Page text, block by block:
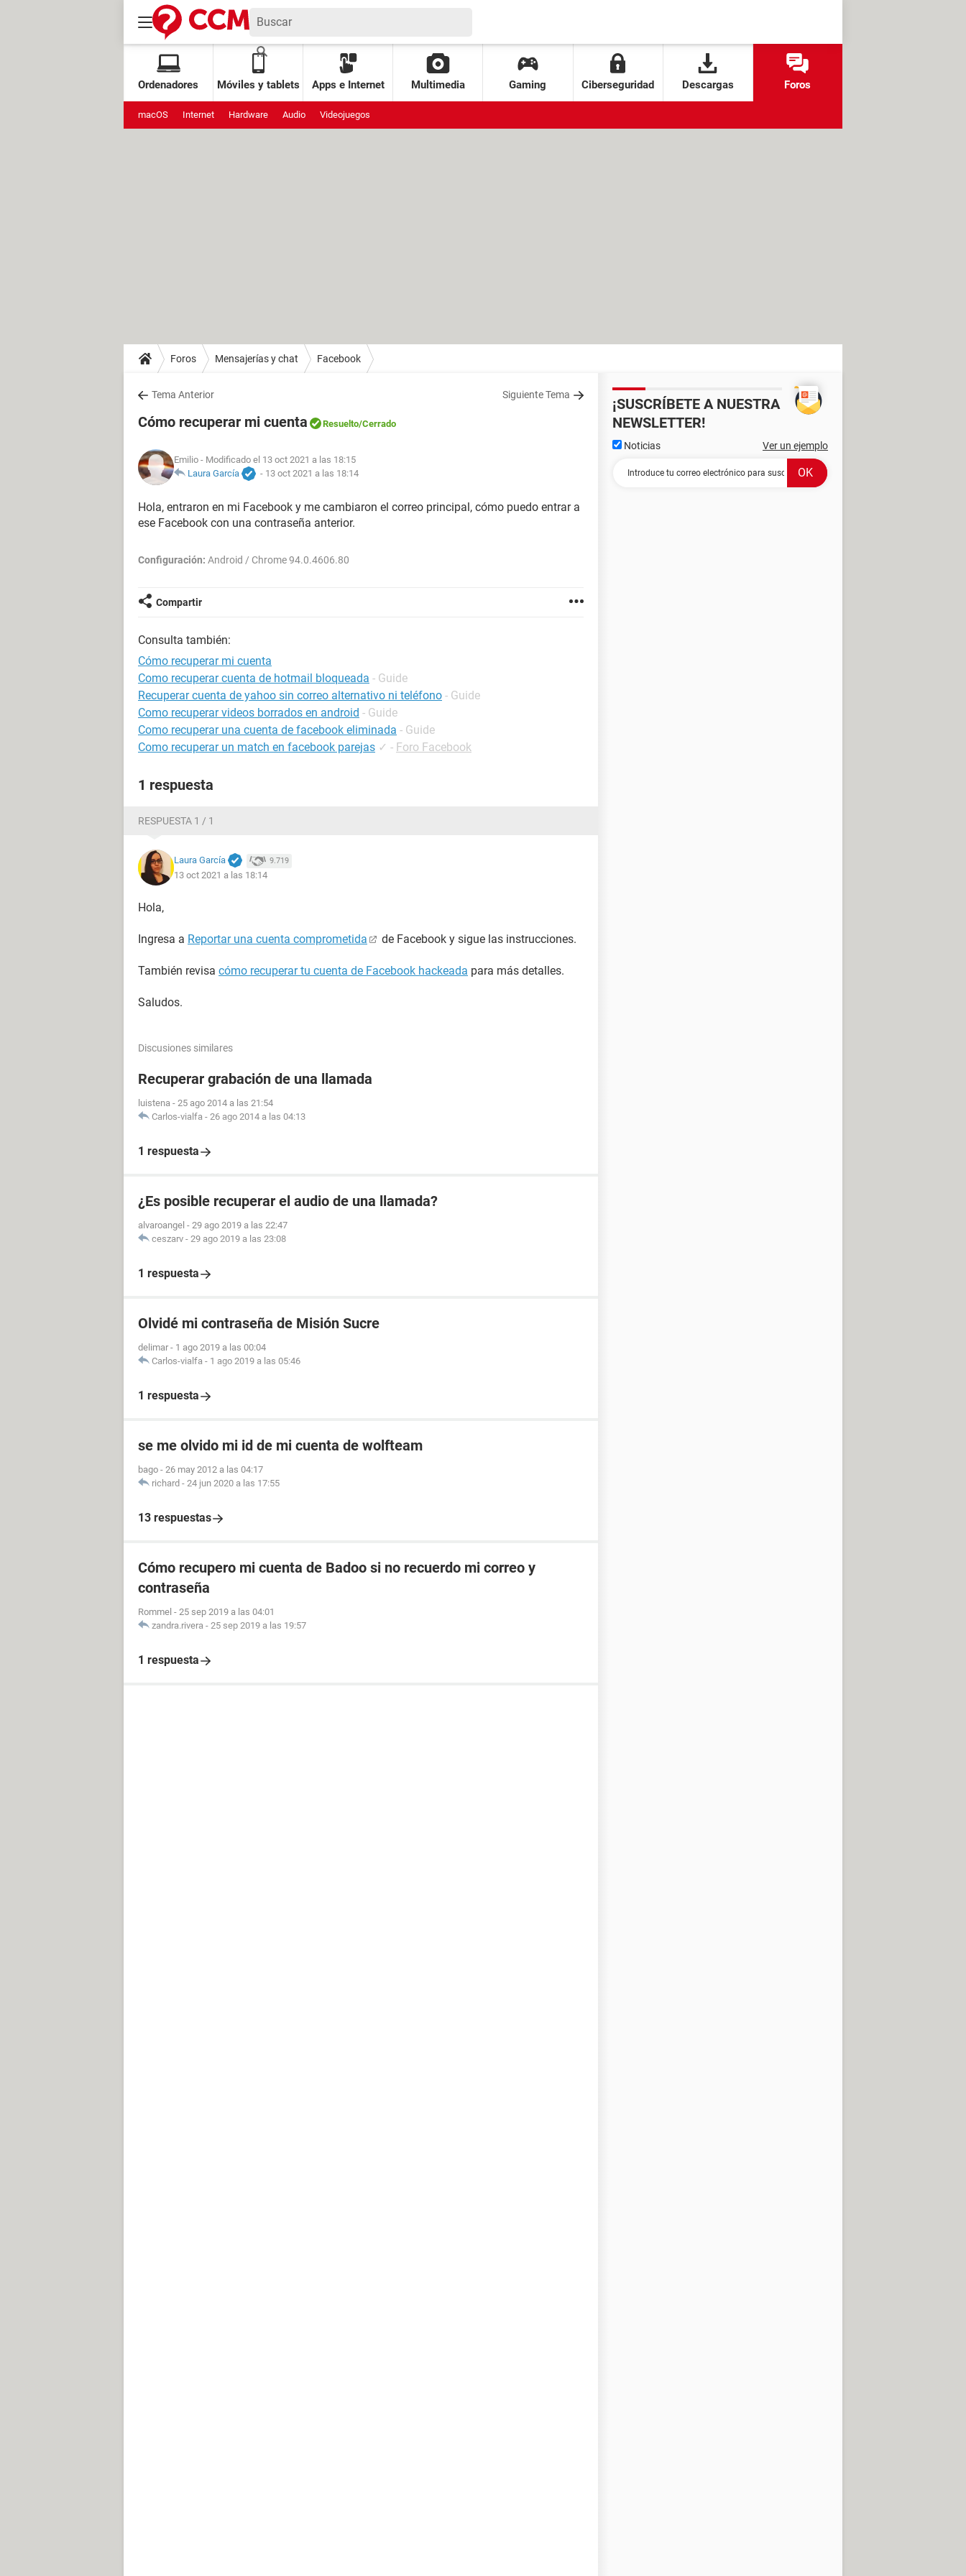
Ordenadores Móviles y tablets Apps e Internet Multimedia Gaming Ciberseguridad Descargas Foros
macOS Internet Hardware Audio Videojuegos
Foros Mensajerías y chat Facebook
Tema Anterior Siguiente Tema
Cómo recuperar mi cuenta Resuelto/Cerrado
Emilio - Modificado el 13 oct 2021 a las 18:15
Laura García
- 13 oct 2021 a las 18:14
Hola, entraron en mi Facebook y me cambiaron el correo principal, cómo puedo entrar a
ese Facebook con una contraseña anterior.
Configuración: Android / Chrome 94.0.4606.80
Compartir
Consulta también:
Cómo recuperar mi cuenta
Como recuperar cuenta de hotmail bloqueada - Guide
Recuperar cuenta de yahoo sin correo alternativo ni teléfono - Guide
Como recuperar videos borrados en android - Guide
Como recuperar una cuenta de facebook eliminada - Guide
Como recuperar un match en facebook parejas ✓ - Foro Facebook
1 respuesta
RESPUESTA 1 / 1
Laura García 9.719
13 oct 2021 a las 18:14
Hola,
Ingresa a Reportar una cuenta comprometida de Facebook y sigue las instrucciones.
También revisa cómo recuperar tu cuenta de Facebook hackeada para más detalles.
Saludos.
Discusiones similares
Recuperar grabación de una llamada
luistena - 25 ago 2014 a las 21:54
Carlos-vialfa - 26 ago 2014 a las 04:13
1 respuesta
¿Es posible recuperar el audio de una llamada?
alvaroangel - 29 ago 2019 a las 22:47
ceszarv - 29 ago 2019 a las 23:08
1 respuesta
Olvidé mi contraseña de Misión Sucre
delimar - 1 ago 2019 a las 00:04
Carlos-vialfa - 1 ago 2019 a las 05:46
1 respuesta
se me olvido mi id de mi cuenta de wolfteam
bago - 26 may 2012 a las 04:17
richard - 24 jun 2020 a las 17:55
13 respuestas
Cómo recupero mi cuenta de Badoo si no recuerdo mi correo y
contraseña
Rommel - 25 sep 2019 a las 04:01
zandra.rivera - 25 sep 2019 a las 19:57
1 respuesta
¡SUSCRÍBETE A NUESTRA
NEWSLETTER!
Noticias Ver un ejemplo